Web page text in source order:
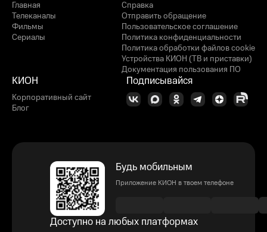
Главная
Телеканалы
Фильмы
Сериалы
Справка
Отправить обращение
Пользовательское соглашение
Политика конфиденциальности
Политика обработки файлов cookie
Устройства КИОН (ТВ и приставки)
Документация пользования ПО
КИОН
Корпоративный сайт
Блог
Подписывайся
Будь мобильным
Приложение КИОН в твоем телефоне
Доступно на любых платформах